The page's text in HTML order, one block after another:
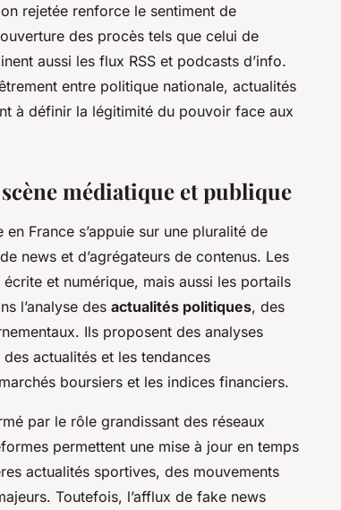
rejetée renforce le sentiment de
des procès tels que celui de
aussi les flux RSS et podcasts d’info.
entre politique nationale, actualités
à définir la légitimité du pouvoir face aux
médiatique et publique
en France s’appuie sur une pluralité de
news et d’agrégateurs de contenus. Les
et numérique, mais aussi les portails
l’analyse des actualités politiques, des
Ils proposent des analyses
actualités et les tendances
boursiers et les indices financiers.
par le rôle grandissant des réseaux
permettent une mise à jour en temps
actualités sportives, des mouvements
Toutefois, l’afflux de fake news